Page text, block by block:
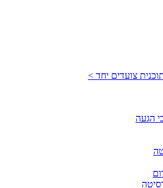
צועדים יחד >
הגעה